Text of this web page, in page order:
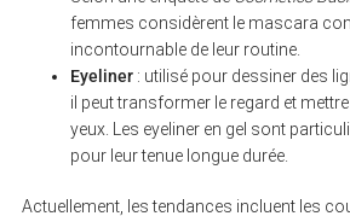
femmes considèrent le mascara
incontournable de leur routine.
Eyeliner: utilisé pour dessiner des
il peut transformer le regard et
yeux. Les eyeliner en gel sont
pour leur tenue longue durée.
Actuellement, les tendances incluent les
r
c
o
r